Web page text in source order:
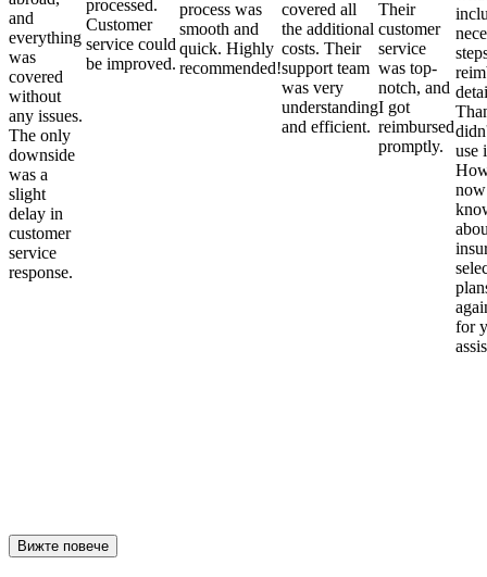
and
everything
was
covered
without
any issues.
The only
downside
was a
slight
delay in
customer
service
response.
processed.
Customer
service could
be improved.
process was
smooth and
quick. Highly
recommended!
covered all
the additional
costs. Their
support team
was very
understanding
and efficient.
Their
customer
service
was top-
notch, and
I got
reimbursed
promptly.
use
for
Вижте повече